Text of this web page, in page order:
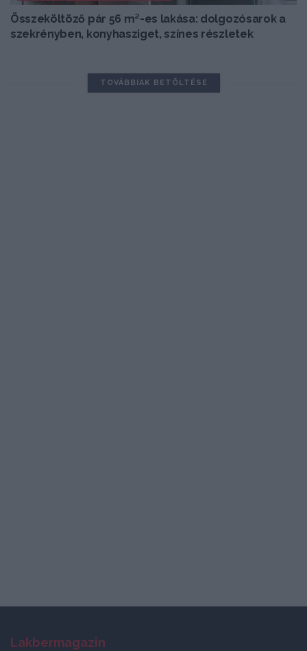
Összeköltöző pár 56 m²-es lakása: dolgozósarok a
szekrényben, konyhasziget, színes részletek
TOVÁBBIAK BETÖLTÉSE
Lakbermagazin